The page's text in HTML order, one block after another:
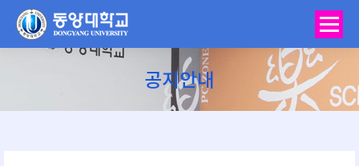
공지안내
You are here: